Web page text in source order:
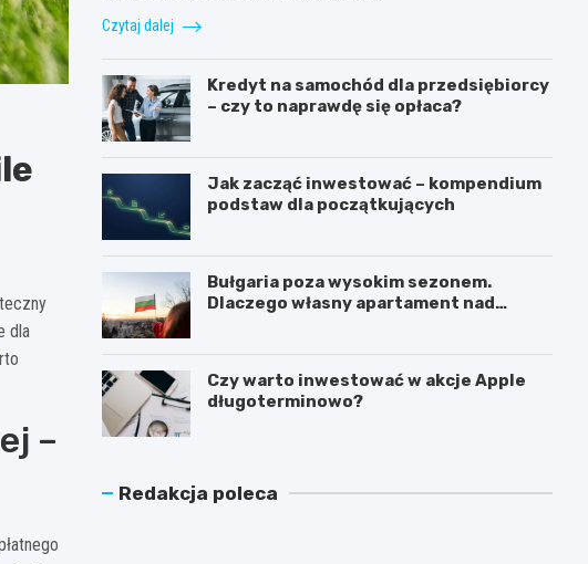
dla
–
Czytaj dalej
Kredyt na samochód dla przedsiębiorcy
– czy to naprawdę się opłaca?
Jak zacząć inwestować – kompendium
podstaw dla początkujących
Bułgaria poza wysokim sezonem.
Dlaczego własny apartament nad
Czy warto inwestować w akcje Apple
długoterminowo?
Redakcja poleca